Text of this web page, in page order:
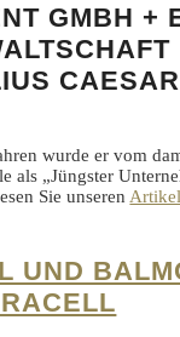
GMBH +
CAESAR
wurde er vom
als „Jüngster
Sie unseren
UND